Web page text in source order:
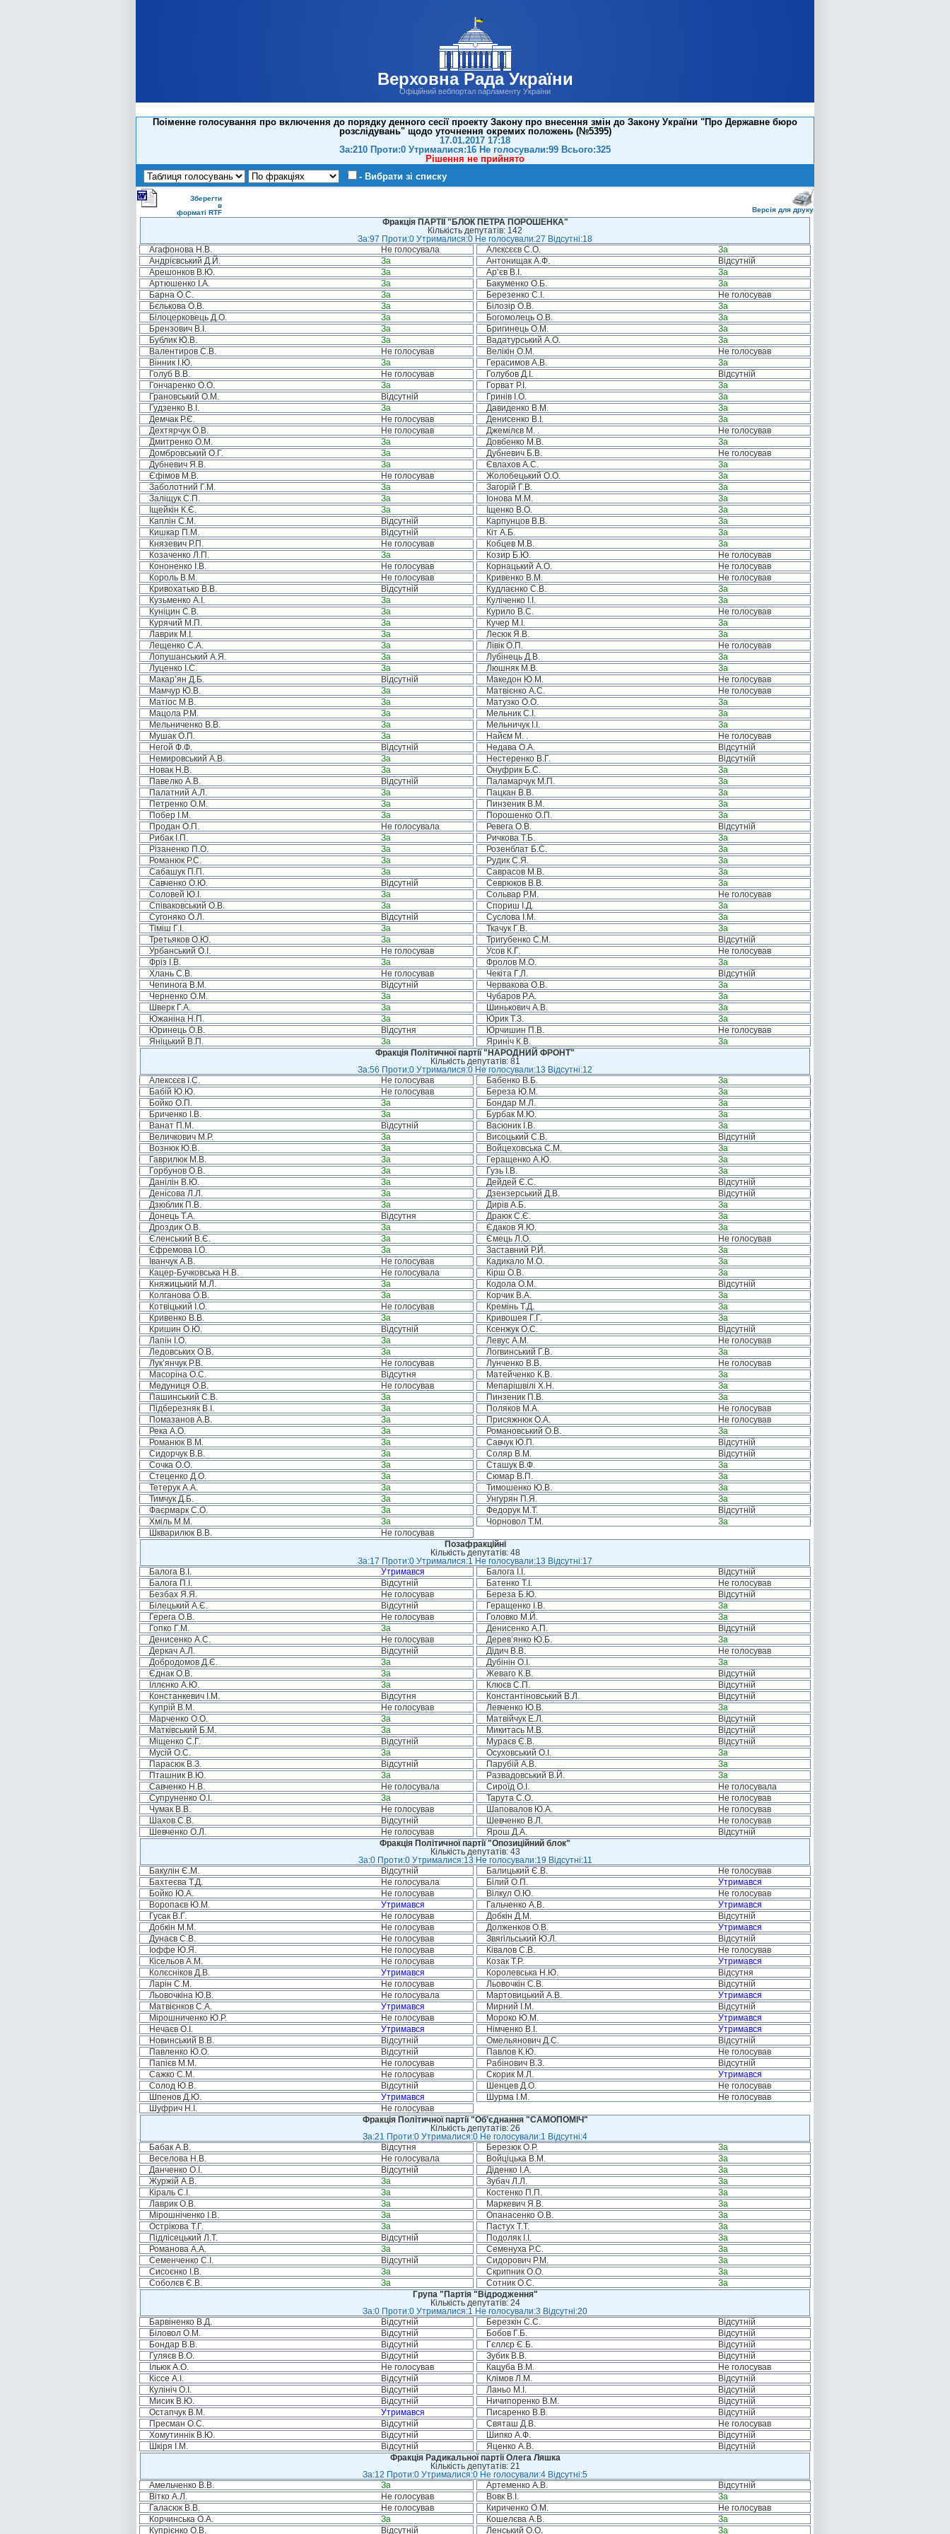
Верховна Рада України
Офіційний вебпортал парламенту України
Поіменне голосування про включення до порядку денного сесії проекту Закону про внесення змін до Закону України "Про Державне бюро
розслідувань" щодо уточнення окремих положень (№5395)
17.01.2017 17:18
За:210 Проти:0 Утрималися:16 Не голосували:99 Всього:325
Рішення не прийнято
- Вибрати зі списку
Зберегти
в
форматі RTF
Версія для друку
Фракція ПАРТІЇ "БЛОК ПЕТРА ПОРОШЕНКА"
Кількість депутатів: 142
За:97 Проти:0 Утрималися:0 Не голосували:27 Відсутні:18
Агафонова Н.В.
Не голосувала Алєксєєв С.О.
За
Андрієвський Д.Й.
За Антонищак А.Ф.
Відсутній
Арешонков В.Ю.
За Ар’єв В.І.
За
Артюшенко І.А.
За Бакуменко О.Б.
За
Барна О.С.
За Березенко С.І.
Не голосував
Бєлькова О.В.
За Білозір О.В.
За
Білоцерковець Д.О.
За Богомолець О.В.
За
Брензович В.І.
За Бригинець О.М.
За
Бублик Ю.В.
За Вадатурський А.О.
За
Валентиров С.В.
Не голосував Велікін О.М.
Не голосував
Вінник І.Ю.
За Герасимов А.В.
За
Голуб В.В.
Не голосував Голубов Д.І.
Відсутній
Гончаренко О.О.
За Горват Р.І.
За
Грановський О.М.
Відсутній Гринів І.О.
За
Гудзенко В.І.
За Давиденко В.М.
За
Демчак Р.Є.
Не голосував Денисенко В.І.
За
Дехтярчук О.В.
Не голосував Джемілєв М. .
Не голосував
Дмитренко О.М.
За Довбенко М.В.
За
Домбровський О.Г.
За Дубневич Б.В.
Не голосував
Дубневич Я.В.
За Євлахов А.С.
За
Єфімов М.В.
Не голосував Жолобецький О.О.
За
Заболотний Г.М.
За Загорій Г.В.
За
Заліщук С.П.
За Іонова М.М.
За
Іщейкін К.Є.
За Іщенко В.О.
За
Каплін С.М.
Відсутній Карпунцов В.В.
За
Кишкар П.М.
Відсутній Кіт А.Б.
За
Князевич Р.П.
Не голосував Кобцев М.В.
За
Козаченко Л.П.
За Козир Б.Ю.
Не голосував
Кононенко І.В.
Не голосував Корнацький А.О.
Не голосував
Король В.М.
Не голосував Кривенко В.М.
Не голосував
Кривохатько В.В.
Відсутній Кудлаєнко С.В.
За
Кузьменко А.І.
За Куліченко І.І.
За
Куніцин С.В.
За Курило В.С.
Не голосував
Курячий М.П.
За Кучер М.І.
За
Лаврик М.І.
За Лесюк Я.В.
За
Лещенко С.А.
За Лівік О.П.
Не голосував
Лопушанський А.Я.
За Лубінець Д.В.
За
Луценко І.С.
За Люшняк М.В.
За
Макар’ян Д.Б.
Відсутній Македон Ю.М.
Не голосував
Мамчур Ю.В.
За Матвієнко А.С.
Не голосував
Матіос М.В.
За Матузко О.О.
За
Мацола Р.М.
За Мельник С.І.
За
Мельниченко В.В.
За Мельничук І.І.
За
Мушак О.П.
За Найєм М. .
Не голосував
Негой Ф.Ф.
Відсутній Недава О.А.
Відсутній
Немировський А.В.
За Нестеренко В.Г.
Відсутній
Новак Н.В.
За Онуфрик Б.С.
За
Павелко А.В.
Відсутній Паламарчук М.П.
За
Палатний А.Л.
За Пацкан В.В.
За
Петренко О.М.
За Пинзеник В.М.
За
Побер І.М.
За Порошенко О.П.
За
Продан О.П.
Не голосувала Ревега О.В.
Відсутній
Рибак І.П.
За Ричкова Т.Б.
За
Різаненко П.О.
За Розенблат Б.С.
За
Романюк Р.С.
За Рудик С.Я.
За
Сабашук П.П.
За Саврасов М.В.
За
Савченко О.Ю.
Відсутній Севрюков В.В.
За
Соловей Ю.І.
За Сольвар Р.М.
Не голосував
Співаковський О.В.
За Спориш І.Д.
За
Сугоняко О.Л.
Відсутній Суслова І.М.
За
Тіміш Г.І.
За Ткачук Г.В.
За
Третьяков О.Ю.
За Тригубенко С.М.
Відсутній
Урбанський О.І.
Не голосував Усов К.Г.
Не голосував
Фріз І.В.
За Фролов М.О.
За
Хлань С.В.
Не голосував Чекіта Г.Л.
Відсутній
Чепинога В.М.
Відсутній Червакова О.В.
За
Черненко О.М.
За Чубаров Р.А.
За
Шверк Г.А.
За Шинькович А.В.
За
Южаніна Н.П.
За Юрик Т.З.
За
Юринець О.В.
Відсутня Юрчишин П.В.
Не голосував
Яніцький В.П.
За Яриніч К.В.
За
Фракція Політичної партії "НАРОДНИЙ ФРОНТ"
Кількість депутатів: 81
За:56 Проти:0 Утрималися:0 Не голосували:13 Відсутні:12
Алексєєв І.С.
Не голосував Бабенко В.Б.
За
Бабій Ю.Ю.
Не голосував Береза Ю.М.
За
Бойко О.П.
За Бондар М.Л.
За
Бриченко І.В.
За Бурбак М.Ю.
За
Ванат П.М.
Відсутній Васюник І.В.
За
Величкович М.Р.
За Висоцький С.В.
Відсутній
Вознюк Ю.В.
За Войцеховська С.М.
За
Гаврилюк М.В.
За Геращенко А.Ю.
За
Горбунов О.В.
За Гузь І.В.
За
Данілін В.Ю.
За Дейдей Є.С.
Відсутній
Денісова Л.Л.
За Дзензерський Д.В.
Відсутній
Дзюблик П.В.
За Дирів А.Б.
За
Донець Т.А.
Відсутня Драюк С.Є.
За
Дроздик О.В.
За Єдаков Я.Ю.
За
Єленський В.Є.
За Ємець Л.О.
Не голосував
Єфремова І.О.
За Заставний Р.Й.
За
Іванчук А.В.
Не голосував Кадикало М.О.
За
Кацер-Бучковська Н.В.
Не голосувала Кірш О.В.
За
Княжицький М.Л.
За Кодола О.М.
Відсутній
Колганова О.В.
За Корчик В.А.
За
Котвіцький І.О.
Не голосував Кремінь Т.Д.
За
Кривенко В.В.
За Кривошея Г.Г.
За
Кришин О.Ю.
Відсутній Ксенжук О.С.
Відсутній
Лапін І.О.
За Левус А.М.
Не голосував
Ледовських О.В.
За Логвинський Г.В.
За
Лук’янчук Р.В.
Не голосував Лунченко В.В.
Не голосував
Масоріна О.С.
Відсутня Матейченко К.В.
За
Медуниця О.В.
Не голосував Мепарішвілі Х.Н.
За
Пашинський С.В.
За Пинзеник П.В.
За
Підберезняк В.І.
За Поляков М.А.
Не голосував
Помазанов А.В.
За Присяжнюк О.А.
Не голосував
Река А.О.
За Романовський О.В.
За
Романюк В.М.
За Савчук Ю.П.
Відсутній
Сидорчук В.В.
За Соляр В.М.
Відсутній
Сочка О.О.
За Сташук В.Ф.
За
Стеценко Д.О.
За Сюмар В.П.
За
Тетерук А.А.
За Тимошенко Ю.В.
За
Тимчук Д.Б.
За Унгурян П.Я.
За
Фаєрмарк С.О.
За Федорук М.Т.
Відсутній
Хміль М.М.
За Чорновол Т.М.
За
Шкварилюк В.В.
Не голосував
Позафракційні
Кількість депутатів: 48
За:17 Проти:0 Утрималися:1 Не голосували:13 Відсутні:17
Балога В.І.
Утримався Балога І.І.
Відсутній
Балога П.І.
Відсутній Батенко Т.І.
Не голосував
Безбах Я.Я.
Не голосував Береза Б.Ю.
Відсутній
Білецький А.Є.
Відсутній Геращенко І.В.
За
Герега О.В.
Не голосував Головко М.Й.
За
Гопко Г.М.
За Денисенко А.П.
Відсутній
Денисенко А.С.
Не голосував Дерев’янко Ю.Б.
За
Деркач А.Л.
Відсутній Дідич В.В.
Не голосував
Добродомов Д.Є.
За Дубінін О.І.
За
Єднак О.В.
За Жеваго К.В.
Відсутній
Іллєнко А.Ю.
За Клюєв С.П.
Відсутній
Констанкевич І.М.
Відсутня Константіновський В.Л.
Відсутній
Купрій В.М.
Не голосував Левченко Ю.В.
За
Марченко О.О.
За Матвійчук Е.Л.
Відсутній
Матківський Б.М.
За Микитась М.В.
Відсутній
Міщенко С.Г.
Відсутній Мураєв Є.В.
Відсутній
Мусій О.С.
За Осуховський О.І.
За
Парасюк В.З.
Відсутній Парубій А.В.
За
Пташник В.Ю.
За Развадовський В.Й.
За
Савченко Н.В.
Не голосувала Сироїд О.І.
Не голосувала
Супруненко О.І.
За Тарута С.О.
Не голосував
Чумак В.В.
Не голосував Шаповалов Ю.А.
Не голосував
Шахов С.В.
Відсутній Шевченко В.Л.
Не голосував
Шевченко О.Л.
Не голосував Ярош Д.А.
Відсутній
Фракція Політичної партії "Опозиційний блок"
Кількість депутатів: 43
За:0 Проти:0 Утрималися:13 Не голосували:19 Відсутні:11
Бакулін Є.М.
Відсутній Балицький Є.В.
Не голосував
Бахтеєва Т.Д.
Не голосувала Білий О.П.
Утримався
Бойко Ю.А.
Не голосував Вілкул О.Ю.
Не голосував
Воропаєв Ю.М.
Утримався Гальченко А.В.
Утримався
Гусак В.Г.
Не голосував Добкін Д.М.
Відсутній
Добкін М.М.
Не голосував Долженков О.В.
Утримався
Дунаєв С.В.
Не голосував Звягільський Ю.Л.
Відсутній
Іоффе Ю.Я.
Не голосував Ківалов С.В.
Не голосував
Кісельов А.М.
Не голосував Козак Т.Р.
Утримався
Колєсніков Д.В.
Утримався Королевська Н.Ю.
Відсутня
Ларін С.М.
Не голосував Льовочкін С.В.
Відсутній
Льовочкіна Ю.В.
Не голосувала Мартовицький А.В.
Утримався
Матвієнков С.А.
Утримався Мирний І.М.
Відсутній
Мірошниченко Ю.Р.
Не голосував Мороко Ю.М.
Утримався
Нечаєв О.І.
Утримався Німченко В.І.
Утримався
Новинський В.В.
Відсутній Омельянович Д.С.
Відсутній
Павленко Ю.О.
Відсутній Павлов К.Ю.
Не голосував
Папієв М.М.
Не голосував Рабінович В.З.
Відсутній
Сажко С.М.
Не голосував Скорик М.Л.
Утримався
Солод Ю.В.
Відсутній Шенцев Д.О.
Не голосував
Шпенов Д.Ю.
Утримався Шурма І.М.
Не голосував
Шуфрич Н.І.
Не голосував
Фракція Політичної партії "Об’єднання "САМОПОМІЧ"
Кількість депутатів: 26
За:21 Проти:0 Утрималися:0 Не голосували:1 Відсутні:4
Бабак А.В.
Відсутня Березюк О.Р.
За
Веселова Н.В.
Не голосувала Войціцька В.М.
За
Данченко О.І.
Відсутній Діденко І.А.
За
Журжій А.В.
За Зубач Л.Л.
За
Кіраль С.І.
За Костенко П.П.
За
Лаврик О.В.
За Маркевич Я.В.
За
Мірошніченко І.В.
За Опанасенко О.В.
За
Острікова Т.Г.
За Пастух Т.Т.
За
Підлісецький Л.Т.
Відсутній Подоляк І.І.
За
Романова А.А.
За Семенуха Р.С.
За
Семенченко С.І.
Відсутній Сидорович Р.М.
За
Сисоєнко І.В.
За Скрипник О.О.
За
Соболєв Є.В.
За Сотник О.С.
За
Група "Партія "Відродження"
Кількість депутатів: 24
За:0 Проти:0 Утрималися:1 Не голосували:3 Відсутні:20
Барвіненко В.Д.
Відсутній Березкін С.С.
Відсутній
Біловол О.М.
Відсутній Бобов Г.Б.
Відсутній
Бондар В.В.
Відсутній Гєллєр Є.Б.
Відсутній
Гуляєв В.О.
Відсутній Зубик В.В.
Відсутній
Ільюк А.О.
Не голосував Кацуба В.М.
Не голосував
Кіссе А.І.
Відсутній Клімов Л.М.
Відсутній
Кулініч О.І.
Відсутній Ланьо М.І.
Відсутній
Мисик В.Ю.
Відсутній Ничипоренко В.М.
Відсутній
Остапчук В.М.
Утримався Писаренко В.В.
Відсутній
Пресман О.С.
Відсутній Святаш Д.В.
Не голосував
Хомутиннік В.Ю.
Відсутній Шипко А.Ф.
Відсутній
Шкіря І.М.
Відсутній Яценко А.В.
Відсутній
Фракція Радикальної партії Олега Ляшка
Кількість депутатів: 21
За:12 Проти:0 Утрималися:0 Не голосували:4 Відсутні:5
Амельченко В.В.
За Артеменко А.В.
Відсутній
Вітко А.Л.
Не голосував Вовк В.І.
За
Галасюк В.В.
Не голосував Кириченко О.М.
Не голосував
Корчинська О.А.
За Кошелєва А.В.
За
Купрієнко О.В.
Відсутній Ленський О.О. За